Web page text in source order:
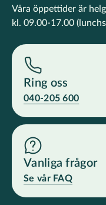
Våra öppettider är
kl. 09.00-17.00
Ring oss
040-205 600
Vanliga frågor
Se vår FAQ